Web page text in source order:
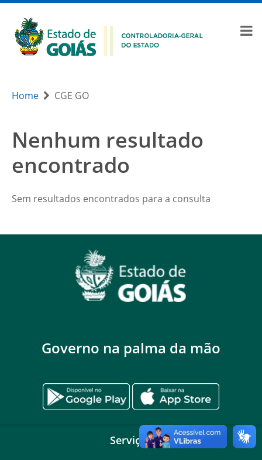
Home CGE GO
Nenhum resultado
encontrado
Sem resultados encontrados para a consulta
Governo na palma da mão
Serviços